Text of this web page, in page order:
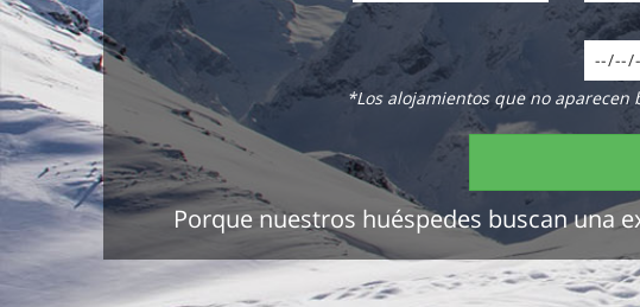
*Los alojamientos que no
Porque nuestros huéspedes buscan una